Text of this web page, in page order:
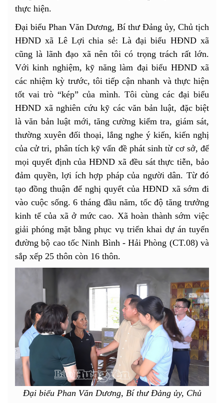
thực hiện.
Đại biểu Phan Văn Dương, Bí thư Đảng ủy, Chủ tịch
HĐND xã Lê Lợi chia sẻ: Là đại biểu HĐND xã
cũng là lãnh đạo xã nên tôi có trọng trách rất lớn.
Với kinh nghiệm, kỹ năng làm đại biểu HĐND xã
các nhiệm kỳ trước, tôi tiếp cận nhanh và thực hiện
tốt vai trò “kép” của mình. Tôi cùng các đại biểu
HĐND xã nghiên cứu kỹ các văn bản luật, đặc biệt
là văn bản luật mới, tăng cường kiểm tra, giám sát,
thường xuyên đối thoại, lắng nghe ý kiến, kiến nghị
của cử tri, phân tích kỹ vấn đề phát sinh từ cơ sở, để
mọi quyết định của HĐND xã đều sát thực tiễn, bảo
đảm quyền, lợi ích hợp pháp của người dân. Từ đó
tạo đồng thuận để nghị quyết của HĐND xã sớm đi
vào cuộc sống. 6 tháng đầu năm, tốc độ tăng trưởng
kinh tế của xã ở mức cao. Xã hoàn thành sớm việc
giải phóng mặt bằng phục vụ triển khai dự án tuyến
đường bộ cao tốc Ninh Bình - Hải Phòng (CT.08) và
sắp xếp 25 thôn còn 16 thôn.
Đại biểu Phan Văn Dương, Bí thư Đảng ủy, Chủ